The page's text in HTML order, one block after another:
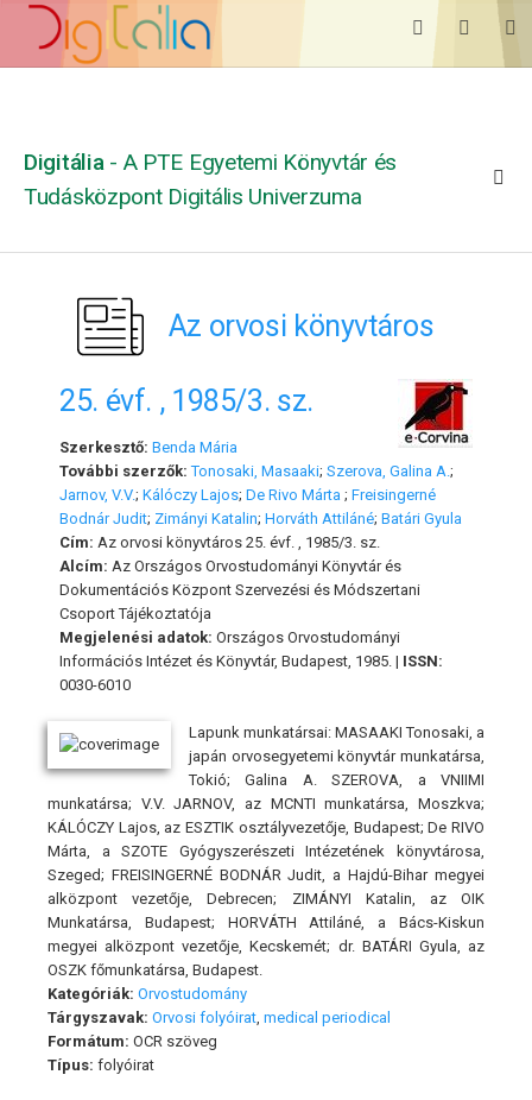
Digitália - A PTE Egyetemi Könyvtár és
Tudásközpont Digitális Univerzuma
Az orvosi könyvtáros
25. évf. , 1985/3. sz.
Szerkesztő: Benda Mária
További szerzők: Tonosaki, Masaaki; Szerova, Galina A. ;
Jarnov, V.V.; Kálóczy Lajos; De Rivo Márta ; Freisingerné
Bodnár Judit; Zimányi Katalin; Horváth Attiláné; Batári Gyula
Cím: Az orvosi könyvtáros 25. évf. , 1985/3. sz.
Alcím: Az Országos Orvostudományi Könyvtár és
Dokumentációs Központ Szervezési és Módszertani
Csoport Tájékoztatója
Megjelenési adatok: Országos Orvostudományi
Információs Intézet és Könyvtár, Budapest, 1985. | ISSN:
0030-6010
Lapunk munkatársai: MASAAKI Tonosaki, a
japán orvosegyetemi könyvtár munkatársa,
Tokió; Galina A. SZEROVA, a VNIIMI
munkatársa; V.V. JARNOV, az MCNTI munkatársa, Moszkva;
KÁLÓCZY Lajos, az ESZTIK osztályvezetője, Budapest; De RIVO
Márta, a SZOTE Gyógyszerészeti Intézetének könyvtárosa,
Szeged; FREISINGERNÉ BODNÁR Judit, a Hajdú-Bihar megyei
alközpont vezetője, Debrecen; ZIMÁNYI Katalin, az OIK
Munkatársa, Budapest; HORVÁTH Attiláné, a Bács-Kiskun
megyei alközpont vezetője, Kecskemét; dr. BATÁRI Gyula, az
OSZK főmunkatársa, Budapest.
Kategóriák: Orvostudomány
Tárgyszavak: Orvosi folyóirat medical periodical
Formátum: OCR szöveg
Típus: folyóirat